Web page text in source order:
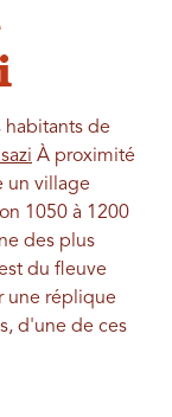
habitants de
À proximité
un village
1050 à 1200
des plus
du fleuve
une réplique
d'une de ces